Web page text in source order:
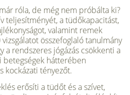
róla, de még nem próbálta ki?
teljesítményét, a tüdőkapacitást,
valamint remek
összefoglaló tanulmány
a rendszeres jógázás csökkenti a
betegségek hátterében
kockázati tényezőt.
erősíti a tüdőt és a szívet,